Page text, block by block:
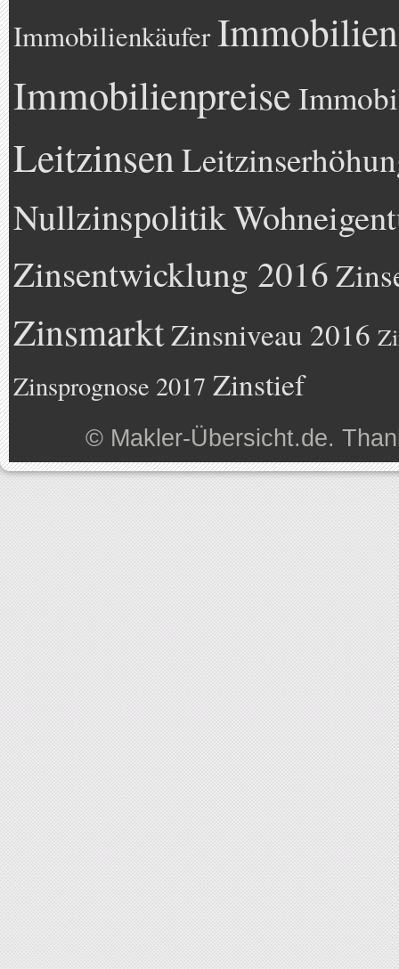
Immobilienkäufer
Immobilienpreise
Leitzinsen
Nullzinspolitik
Zinsentwicklung 2016
ZinsmarktZinsniveau 2016
Zinsprognose 2017 Zinstief
© Makler-Übersicht.de.